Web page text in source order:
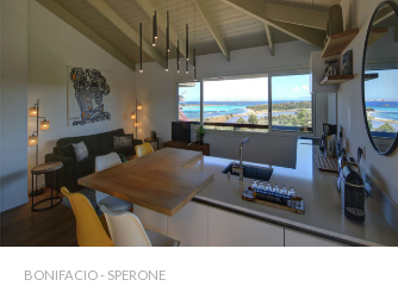
BONIFACIO - SPERONE